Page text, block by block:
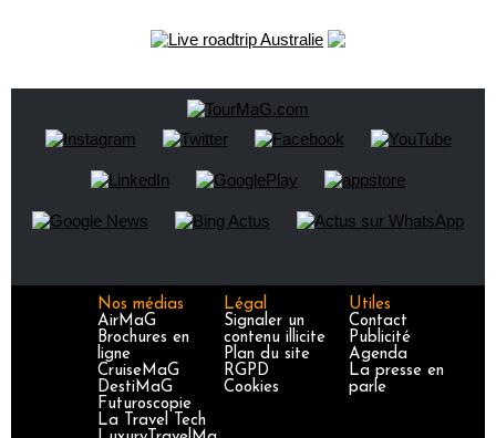
Nos médias
AirMaG
Brochures en
ligne
CruiseMaG
DestiMaG
Futuroscopie
La Travel Tech
Légal
Signaler un
contenu illicite
Plan du site
RGPD
Cookies
Utiles
Contact
Publicité
Agenda
La presse en
parle